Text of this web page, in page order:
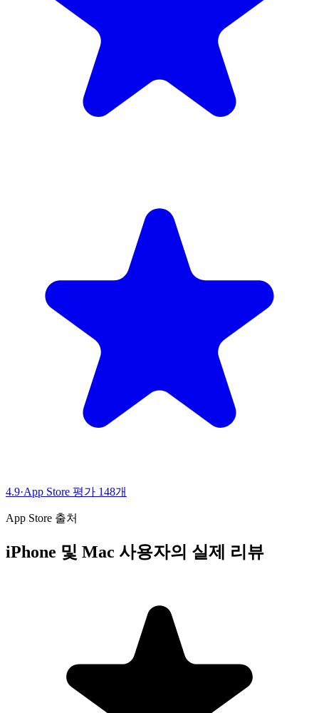
4.9·App Store 평가 148개
App Store 출처
iPhone 및 Mac 사용자의 실제 리뷰